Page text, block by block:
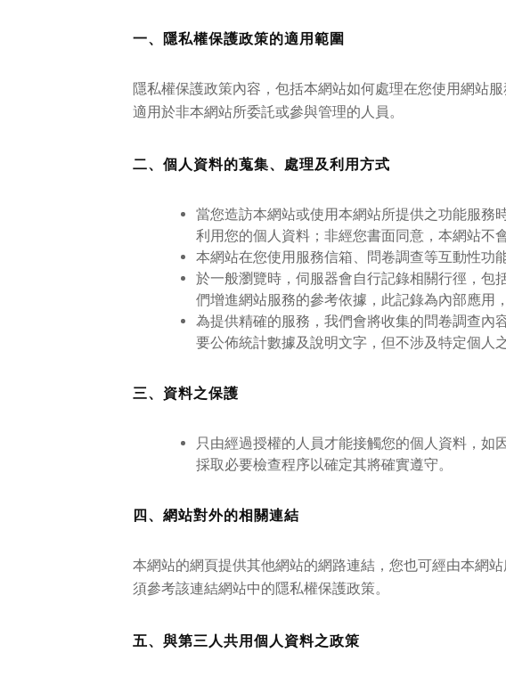
一、隱私權保護政策的適用範圍
隱私權保護政策內容，包括本網站如何處理在您使用網站
適用於非本網站所委託或參與管理的人員。
二、個人資料的蒐集、處理及利用方式
當您造訪本網站或使用本網站所提供之功能服務
利用您的個人資料；非經您書面同意，本網站不
本網站在您使用服務信箱、問卷調查等互動性功
於一般瀏覽時，伺服器會自行記錄相關行徑，包
們增進網站服務的參考依據，此記錄為內部應用
為提供精確的服務，我們會將收集的問卷調查內
要公佈統計數據及說明文字，但不涉及特定個人之
三、資料之保護
只由經過授權的人員才能接觸您的個人資料，如
採取必要檢查程序以確定其將確實遵守。
四、網站對外的相關連結
本網站的網頁提供其他網站的網路連結，您也可經由本網
須參考該連結網站中的隱私權保護政策。
五、與第三人共用個人資料之政策